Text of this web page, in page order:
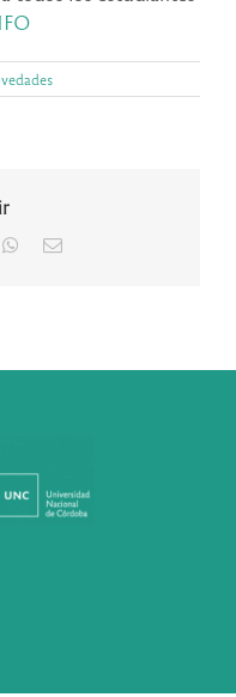
WhatsApp
Correo